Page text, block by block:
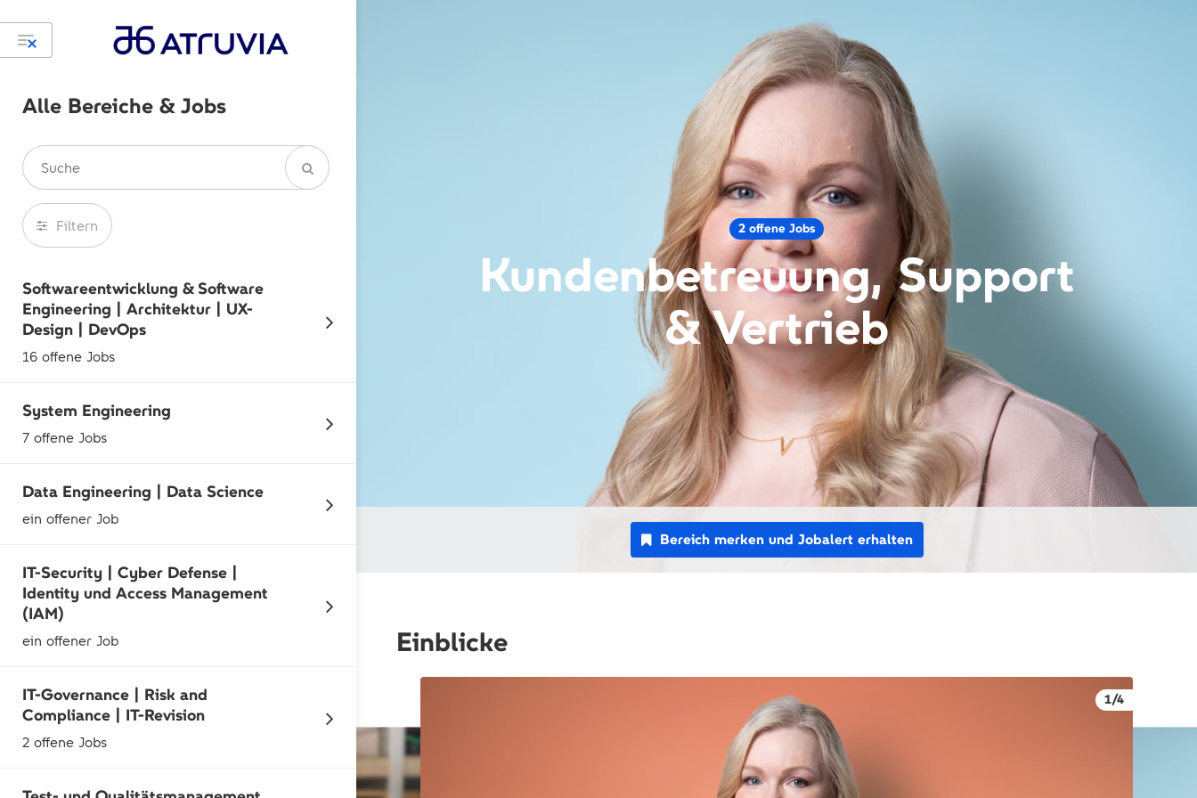
Alle Bereiche & Jobs
Filtern
Softwareentwicklung & Software
Engineering | Architektur | UX-
Design | DevOps
16 offene Jobs
System Engineering
7 offene Jobs
Data Engineering | Data Science
ein offener Job
IT-Security | Cyber Defense |
Identity und Access Management
(IAM)
ein offener Job
IT-Governance | Risk and
Compliance | IT-Revision
2 offene Jobs
2 offene Jobs
Kundenbetreuung, Support
& Vertrieb
Bereich merken und Jobalert erhalten
Einblicke
1/4